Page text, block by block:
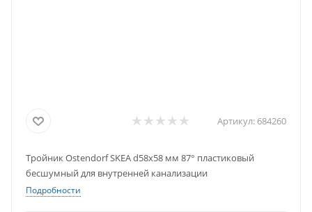
Артикул: 684260
Тройник Ostendorf SKEA d58х58 мм 87° пластиковый
бесшумный для внутренней канализации
Подробности